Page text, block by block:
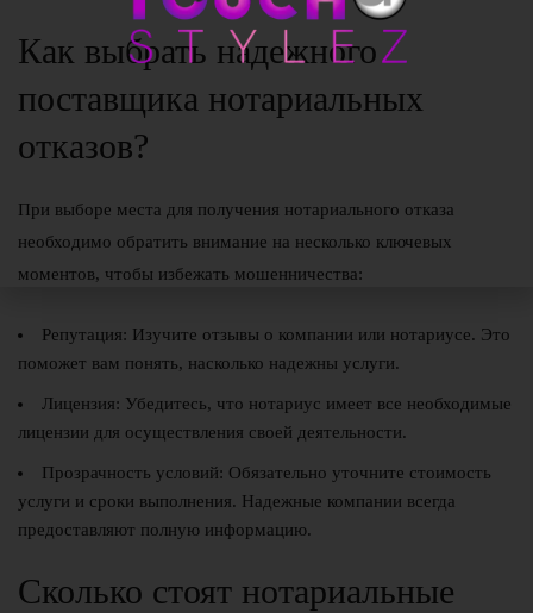
Как выбрать надежного
поставщика нотариальных
отказов?
При выборе места для получения нотариального отказа
необходимо обратить внимание на несколько ключевых
моментов, чтобы избежать мошенничества:
Репутация: Изучите отзывы о компании или нотариусе. Это
поможет вам понять, насколько надежны услуги.
Лицензия: Убедитесь, что нотариус имеет все необходимые
лицензии для осуществления своей деятельности.
Прозрачность условий: Обязательно уточните стоимость
услуги и сроки выполнения. Надежные компании всегда
предоставляют полную информацию.
Сколько стоят нотариальные